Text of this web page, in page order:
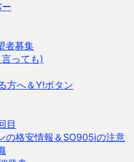
者募集
っても)
方へ＆Y!ボタン
目
の格安情報＆SO905iの注意